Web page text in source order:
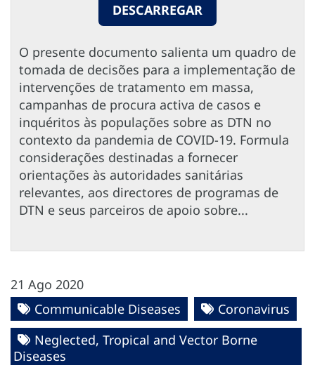
DESCARREGAR
O presente documento salienta um quadro de
tomada de decisões para a implementação de
intervenções de tratamento em massa,
campanhas de procura activa de casos e
inquéritos às populações sobre as DTN no
contexto da pandemia de COVID-19. Formula
considerações destinadas a fornecer
orientações às autoridades sanitárias
relevantes, aos directores de programas de
DTN e seus parceiros de apoio sobre...
21 Ago 2020
Communicable Diseases
Coronavirus
Neglected, Tropical and Vector Borne
Diseases